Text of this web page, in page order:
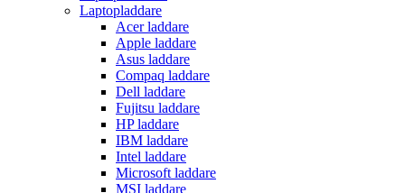
Laptopladdare
Acer laddare
Apple laddare
Asus laddare
Compaq laddare
Dell laddare
Fujitsu laddare
HP laddare
IBM laddare
Intel laddare
Microsoft laddare
MSI laddare